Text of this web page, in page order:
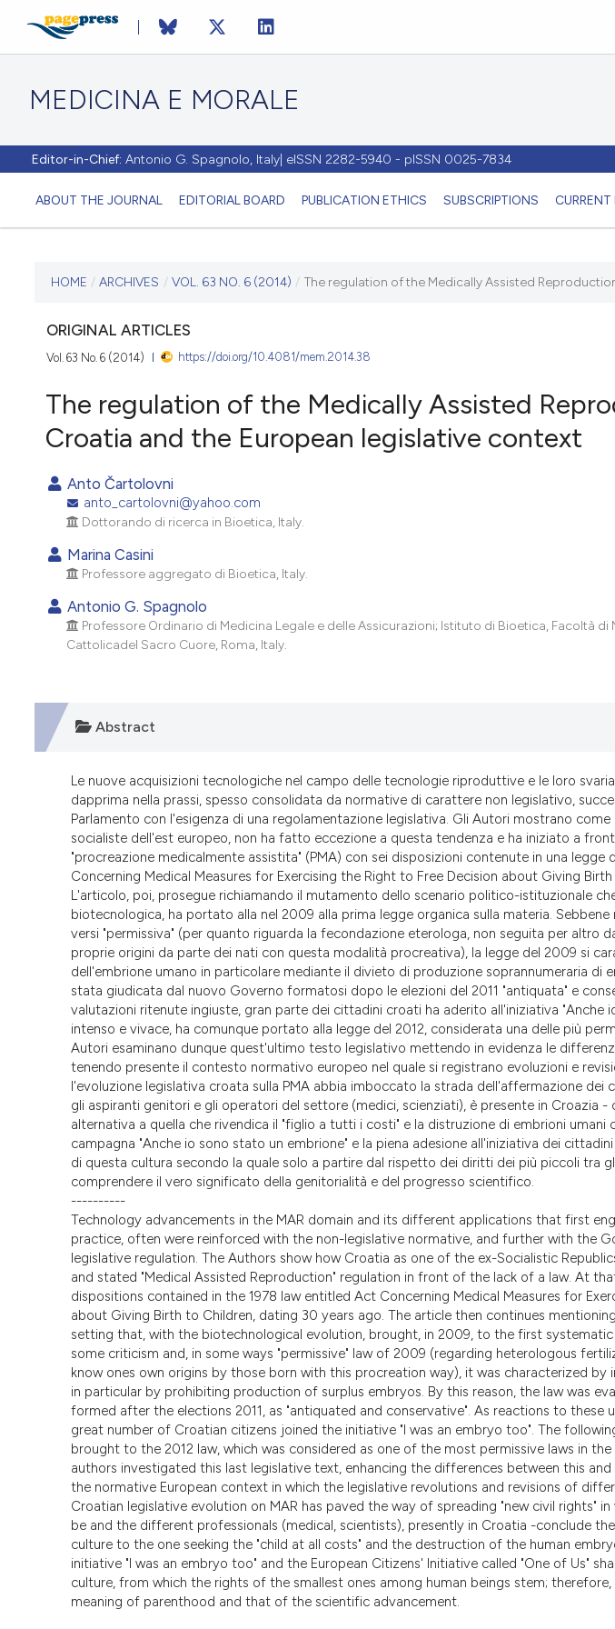
MEDICINA E MORALE
Editor-in-Chief: Antonio G. Spagnolo, Italy| eISSN 2282-5940 - pISSN 0025-7834
ABOUT THE JOURNAL EDITORIAL BOARD PUBLICATION ETHICS SUBSCRIPTIONS CURRENT
CURRENT ISSUE
VOL. 63 NO. 6 (2014)
30 December 2014
VIEW THIS ISSUE
HOME / ARCHIVES / VOL. 63 NO. 6 (2014) / The regulation of the Medically Assisted
ORIGINAL ARTICLES
Vol. 63 No. 6 (2014) https://doi.org/10.4081/mem.2014.38
The regulation of the Medically Assisted
Croatia and the European legislative context
Anto Čartolovni
anto_cartolovni@yahoo.com
Dottorando di ricerca in Bioetica, Italy.
Marina Casini
Professore aggregato di Bioetica, Italy.
Antonio G. Spagnolo
Professore Ordinario di Medicina Legale e delle Assicurazioni; Istituto di Bioetica, Facoltà di
Cattolicadel Sacro Cuore, Roma, Italy.
Abstract
Le nuove acquisizioni tecnologiche nel campo delle tecnologie riproduttive e le loro
dapprima nella prassi, spesso consolidata da normative di carattere non legislativo,
Parlamento con l'esigenza di una regolamentazione legislativa. Gli Autori mostrano come
socialiste dell'est europeo, non ha fatto eccezione a questa tendenza e ha iniziato a
"procreazione medicalmente assistita" (PMA) con sei disposizioni contenute in una
Concerning Medical Measures for Exercising the Right to Free Decision about Giving
L'articolo, poi, prosegue richiamando il mutamento dello scenario politico-istituzionale
biotecnologica, ha portato alla nel 2009 alla prima legge organica sulla materia.
versi "permissiva" (per quanto riguarda la fecondazione eterologa, non seguita per altro
proprie origini da parte dei nati con questa modalità procreativa), la legge del 2009 si
dell'embrione umano in particolare mediante il divieto di produzione soprannumeraria di
stata giudicata dal nuovo Governo formatosi dopo le elezioni del 2011 "antiquata" e
valutazioni ritenute ingiuste, gran parte dei cittadini croati ha aderito all'iniziativa "Anche
intenso e vivace, ha comunque portato alla legge del 2012, considerata una delle più
Autori esaminano dunque quest'ultimo testo legislativo mettendo in evidenza le
tenendo presente il contesto normativo europeo nel quale si registrano evoluzioni e
l'evoluzione legislativa croata sulla PMA abbia imboccato la strada dell'affermazione dei
gli aspiranti genitori e gli operatori del settore (medici, scienziati), è presente in Croazia
alternativa a quella che rivendica il "figlio a tutti i costi" e la distruzione di embrioni umani
campagna "Anche io sono stato un embrione" e la piena adesione all'iniziativa dei
di questa cultura secondo la quale solo a partire dal rispetto dei diritti dei più piccoli tra
comprendere il vero significato della genitorialità e del progresso scientifico.
----------
Technology advancements in the MAR domain and its different applications that first
practice, often were reinforced with the non-legislative normative, and further with the
legislative regulation. The Authors show how Croatia as one of the ex-Socialistic
and stated "Medical Assisted Reproduction" regulation in front of the lack of a law. At
dispositions contained in the 1978 law entitled Act Concerning Medical Measures for
about Giving Birth to Children, dating 30 years ago. The article then continues
setting that, with the biotechnological evolution, brought, in 2009, to the first
some criticism and, in some ways "permissive" law of 2009 (regarding heterologous
know ones own origins by those born with this procreation way), it was characterized
in particular by prohibiting production of surplus embryos. By this reason, the law was
formed after the elections 2011, as "antiquated and conservative". As reactions to these
great number of Croatian citizens joined the initiative "I was an embryo too". The
brought to the 2012 law, which was considered as one of the most permissive laws in
authors investigated this last legislative text, enhancing the differences between this
the normative European context in which the legislative revolutions and revisions of
Croatian legislative evolution on MAR has paved the way of spreading "new civil rights"
be and the different professionals (medical, scientists), presently in Croatia -conclude
culture to the one seeking the "child at all costs" and the destruction of the human
initiative "I was an embryo too" and the European Citizens' Initiative called "One of Us"
culture, from which the rights of the smallest ones among human beings stem;
meaning of parenthood and that of the scientific advancement.